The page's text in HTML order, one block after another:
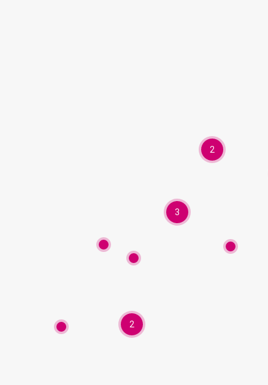
2
2
3